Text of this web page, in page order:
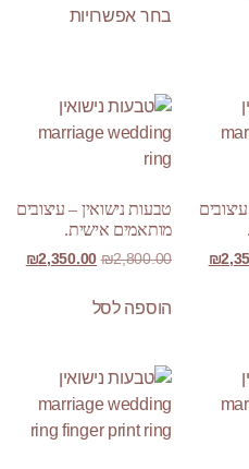
בחר אפשרויות
₪
טבעות נישואין – עיצובים
מותאמים אישית.
₪2,800.00
₪2,350.00
הוספה לסל